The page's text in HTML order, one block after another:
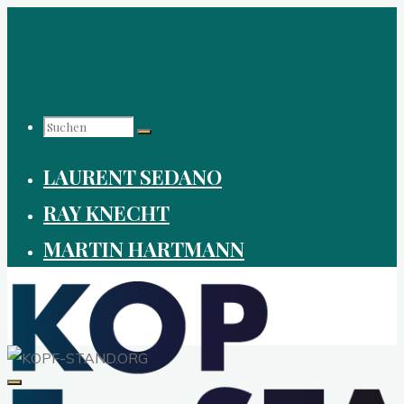
Suchen
nach:
LAURENT SEDANO
RAY KNECHT
MARTIN HARTMANN
KOPF-
STAND.ORG